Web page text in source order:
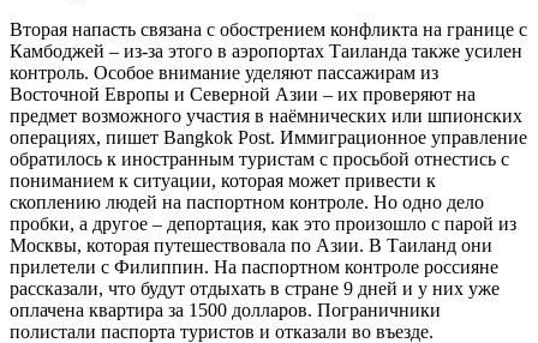
Вторая напасть связана с обострением конфликта на границе с
Камбоджей – из-за этого в аэропортах Таиланда также усилен
контроль. Особое внимание уделяют пассажирам из
Восточной Европы и Северной Азии – их проверяют на
предмет возможного участия в наёмнических или шпионских
операциях, пишет Bangkok Post. Иммиграционное управление
обратилось к иностранным туристам с просьбой отнестись с
пониманием к ситуации, которая может привести к
скоплению людей на паспортном контроле. Но одно дело
пробки, а другое – депортация, как это произошло с парой из
Москвы, которая путешествовала по Азии. В Таиланд они
прилетели с Филиппин. На паспортном контроле россияне
рассказали, что будут отдыхать в стране 9 дней и у них уже
оплачена квартира за 1500 долларов. Пограничники
полистали паспорта туристов и отказали во въезде.